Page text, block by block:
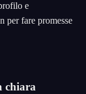
e
per fare promesse
chiara